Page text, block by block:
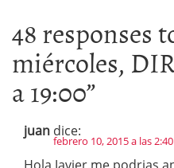
48 responses
miércoles,
a 19:00”
juan dice:
febrero 10, 2015 a las